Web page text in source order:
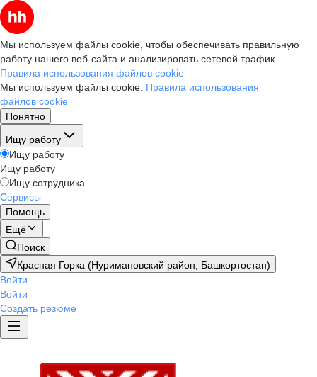
Мы используем файлы cookie, чтобы обеспечивать правильную
работу нашего веб-сайта и анализировать сетевой трафик.
Правила использования файлов cookie
Мы используем файлы cookie. Правила использования
файлов cookie
Понятно
Ищу работу
Ищу работу
Ищу работу
Ищу сотрудника
Сервисы
Помощь
Ещё
Поиск
Красная Горка (Нуримановский район, Башкортостан)
Войти
Войти
Создать резюме